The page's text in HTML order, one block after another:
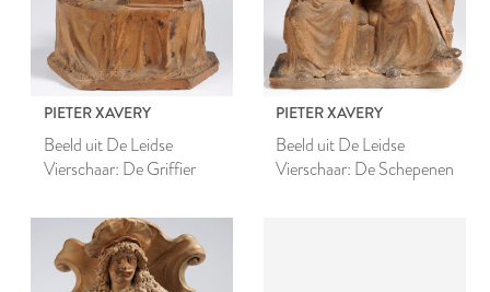
PIETER XAVERY
Beeld uit De Leidse
Vierschaar: De Griffier
PIETER XAVERY
Beeld uit De Leidse
Vierschaar: De Schepenen